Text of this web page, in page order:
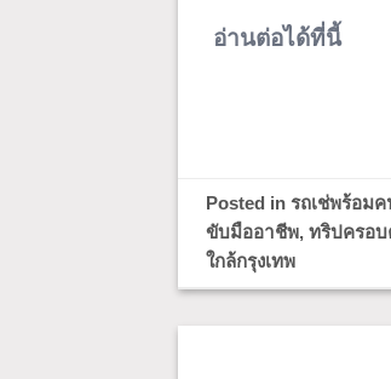
อ่านต่อได้ที่นี้
Posted in รถเช่พร้อม
ขับมืออาชีพ, ทริปครอบ
ใกล้กรุงเทพ